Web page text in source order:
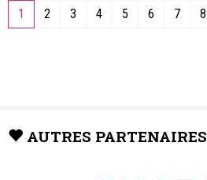
1
2 3 4 5 6 7 8
AUTRES PARTENAIRES